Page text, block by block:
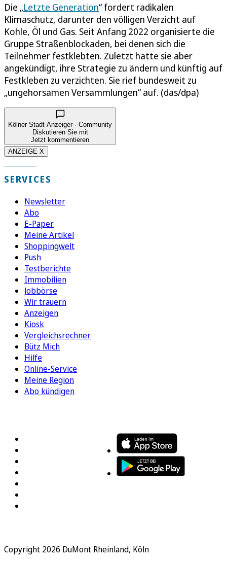
Die „Letzte Generation“ fordert radikalen
Klimaschutz, darunter den völligen Verzicht auf
Kohle, Öl und Gas. Seit Anfang 2022 organisierte die
Gruppe Straßenblockaden, bei denen sich die
Teilnehmer festklebten. Zuletzt hatte sie aber
angekündigt, ihre Strategie zu ändern und künftig auf
Festkleben zu verzichten. Sie rief bundesweit zu
„ungehorsamen Versammlungen“ auf. (das/dpa)
Kölner Stadt-Anzeiger · Community
Diskutieren Sie mit
Jetzt kommentieren
ANZEIGE X
SERVICES
Newsletter
Abo
E-Paper
Meine Artikel
Shoppingwelt
Push
Testberichte
Immobilien
Jobbörse
Wir trauern
Anzeigen
Kiosk
Vergleichsrechner
Bütz Mich
Hilfe
Online-Service
Meine Region
Abo kündigen
Copyright 2026 DuMont Rheinland, Köln